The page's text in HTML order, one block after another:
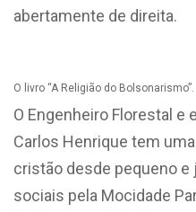
abertamente de direita.
O livro “A Religião do Bolsonarismo”.
O Engenheiro Florestal e
Carlos Henrique tem
cristão desde pequeno
sociais pela Mocidade